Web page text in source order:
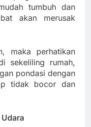
tumbuh dan
akan merusak
maka perhatikan
sekeliling rumah,
pondasi dengan
tidak bocor dan